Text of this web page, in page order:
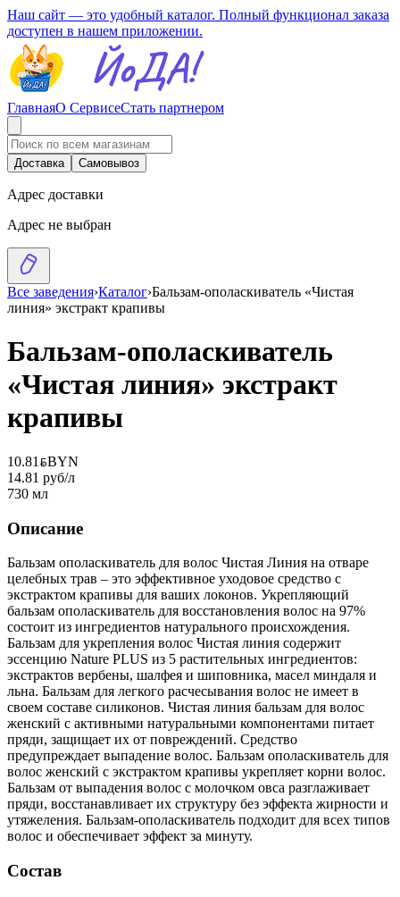
Наш сайт — это удобный каталог. Полный функционал заказа
доступен в нашем приложении.
ГлавнаяО СервисеСтать партнером
Доставка Самовывоз
Адрес доставки
Адрес не выбран
Все заведения›Каталог›Бальзам-ополаскиватель «Чистая
линия» экстракт крапивы
Бальзам-ополаскиватель
«Чистая линия» экстракт
крапивы
10.81BYNBYN
14.81 руб/л
730 мл
Описание
Бальзам ополаскиватель для волос Чистая Линия на отваре
целебных трав – это эффективное уходовое средство с
экстрактом крапивы для ваших локонов. Укрепляющий
бальзам ополаскиватель для восстановления волос на 97%
состоит из ингредиентов натурального происхождения.
Бальзам для укрепления волос Чистая линия содержит
эссенцию Nature PLUS из 5 растительных ингредиентов:
экстрактов вербены, шалфея и шиповника, масел миндаля и
льна. Бальзам для легкого расчесывания волос не имеет в
своем составе силиконов. Чистая линия бальзам для волос
женский с активными натуральными компонентами питает
пряди, защищает их от повреждений. Средство
предупреждает выпадение волос. Бальзам ополаскиватель для
волос женский с экстрактом крапивы укрепляет корни волос.
Бальзам от выпадения волос с молочком овса разглаживает
пряди, восстанавливает их структуру без эффекта жирности и
утяжеления. Бальзам-ополаскиватель подходит для всех типов
волос и обеспечивает эффект за минуту.
Состав